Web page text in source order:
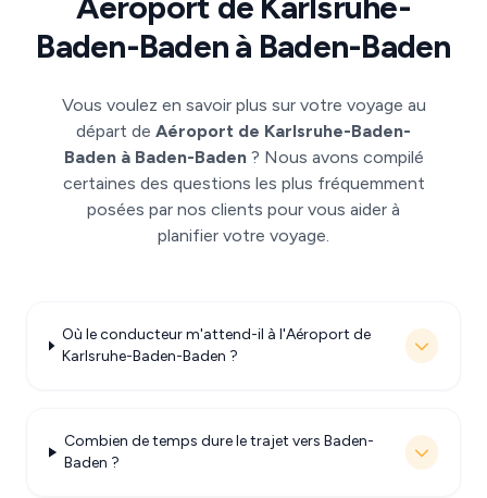
Baden-Baden à Baden-Baden
Vous voulez en savoir plus sur votre voyage au
départ de Aéroport de Karlsruhe-Baden-
Baden à Baden-Baden ? Nous avons compilé
certaines des questions les plus fréquemment
posées par nos clients pour vous aider à
planifier votre voyage.
Où le conducteur m'attend-il à l'Aéroport de
Karlsruhe-Baden-Baden ?
Combien de temps dure le trajet vers Baden-
Baden ?